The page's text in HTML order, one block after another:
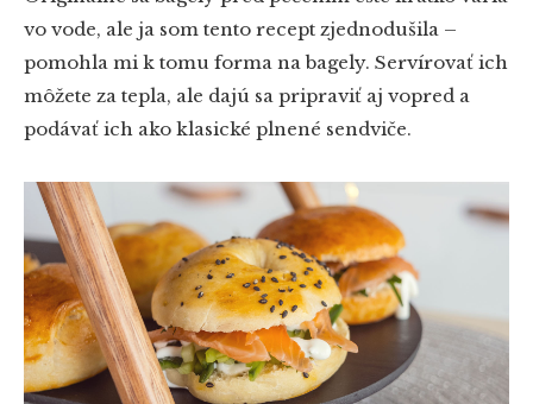
vo vode, ale ja som tento recept zjednodušila –
pomohla mi k tomu forma na bagely. Servírovať ich
môžete za tepla, ale dajú sa pripraviť aj vopred a
podávať ich ako klasické plnené sendviče.